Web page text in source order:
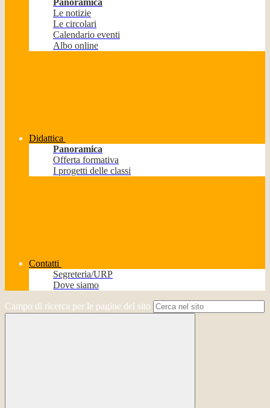
Panoramica
Le notizie
Le circolari
Calendario eventi
Albo online
Didattica
Panoramica
Offerta formativa
I progetti delle classi
Contatti
Segreteria/URP
Dove siamo
Campo di ricerca per le pagine del sito